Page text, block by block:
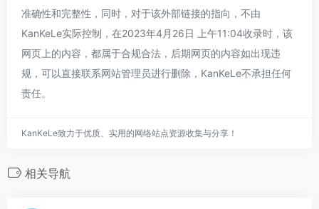
准确性和完整性，同时，对于该外部链接的指向，不由
KanKeLe实际控制，在2023年4月26日 上午11:04收录时，该
网页上的内容，都属于合规合法，后期网页的内容如出现违
规，可以直接联系网站管理员进行删除，KanKeLe不承担任何
责任。
KanKeLe致力于优质、实用的网络站点资源收集与分享！
相关导航